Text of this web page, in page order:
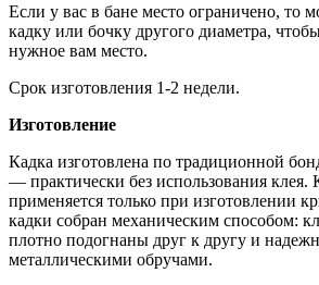
Если у вас в бане место ограничено, то
кадку или бочку другого диаметра,
нужное вам место.
Срок изготовления 1-2 недели.
Изготовление
Кадка изготовлена по традиционной
— практически без использования
применяется только при изготовлении
кадки собран механическим способом:
плотно подогнаны друг к другу и
металлическими обручами.